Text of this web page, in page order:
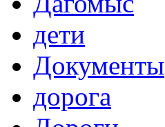
дети
Документы
дорога